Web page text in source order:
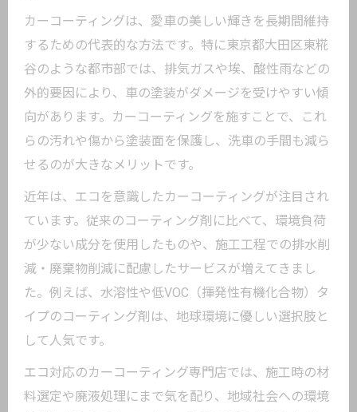
カーコーティングは、愛車の美しい輝きを長期間維持
するための代表的な方法です。特に東京都大田区東糀
谷のような都市部では、排気ガスや埃、酸性雨などの
外的要因により、車の塗装がダメージを受けやすい傾
向があります。カーコーティングを施すことで、これ
らの汚れや傷から塗装面を保護し、洗車の手間も減ら
せるのが大きなメリットです。
近年は、エコを意識したカーコーティングが注目され
ています。従来のコーティング剤に比べて、環境負荷
が少ない成分を使用したものや、施工工程での排水削
減・廃棄物削減に配慮したサービスが増えてきまし
た。例えば、水溶性や低VOC（揮発性有機化合物）タ
イプのコーティング剤は、地球環境に優しい選択肢と
して人気です。
エコ対応のカーコーティング専門店では、施工時の材
料選定や廃液処理にまで気を配り、地域社会への環境